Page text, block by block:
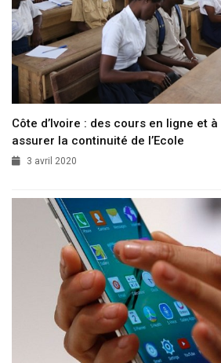
Côte d’Ivoire : des cours en ligne et
assurer la continuité de l’Ecole
3 avril 2020